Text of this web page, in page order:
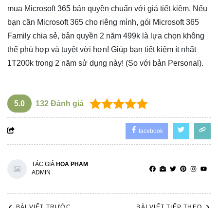
mua Microsoft 365 bản quyền chuẩn với giá tiết kiệm. Nếu
bạn cần Microsoft 365 cho riêng mình, gói Microsoft 365
Family chia sẻ, bản quyền 2 năm 499k là lựa chọn không
thể phù hợp và tuyệt vời hơn! Giúp bạn tiết kiệm ít nhất
1T200k trong 2 năm sử dụng này! (So với bản Personal).
5.0 132 Đánh giá
facebook
TÁC GIẢ HOA PHAM
ADMIN